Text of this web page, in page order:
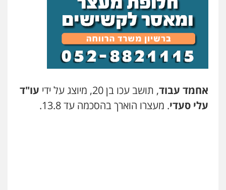
אחמד עבוד, תושב עכו בן 20, מיוצג על ידי
עו"ד
עלי סעדי. מעצרו הוארך בהסכמה עד 13.8.